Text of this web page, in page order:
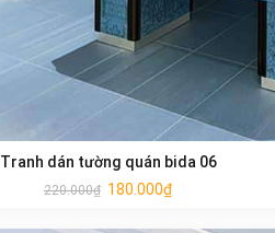
Tranh dán tường quán bida 06
220.000₫ 180.000₫